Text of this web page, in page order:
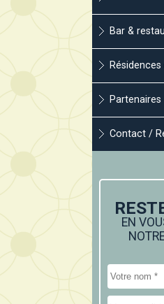
Bar &
Résidences
Partenaires
Contact /
EN